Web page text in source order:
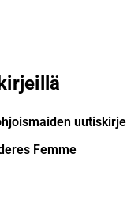
uutiskirje
Femme